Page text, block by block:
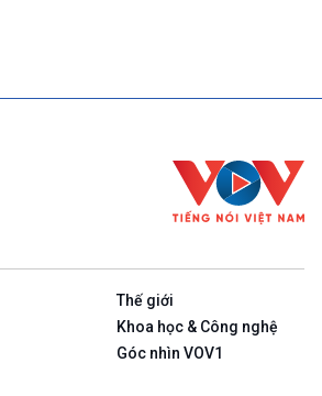
Thế giới
Khoa học & Công nghệ
Góc nhìn VOV1